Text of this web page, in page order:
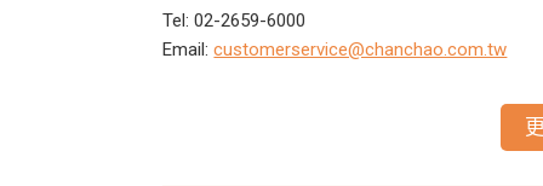
Tel: 02-2659-6000
Email:customerservice@chanchao.com.tw